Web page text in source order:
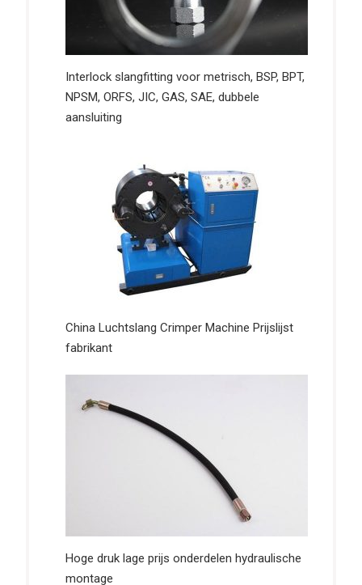
Interlock slangfitting voor metrisch, BSP, BPT,
NPSM, ORFS, JIC, GAS, SAE, dubbele
aansluiting
China Luchtslang Crimper Machine Prijslijst
fabrikant
Hoge druk lage prijs onderdelen hydraulische
montage